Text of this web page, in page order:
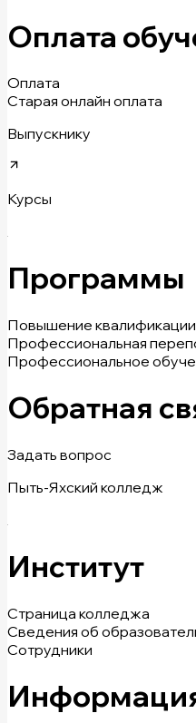
Оплата
Оплата
Старая онлайн оплата
Выпускнику
Курсы
Программы
Повышение квалификации
Профессиональная
Профессиональное
Обратная
Задать вопрос
Пыть-Яхский колледж
Институт
Страница колледжа
Сведения об
Сотрудники